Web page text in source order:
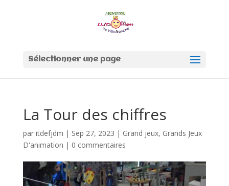
Sélectionner une page
La Tour des chiffres
par itdefjdm | Sep 27, 2023 | Grand jeux, Grands Jeux
D'animation | 0 commentaires